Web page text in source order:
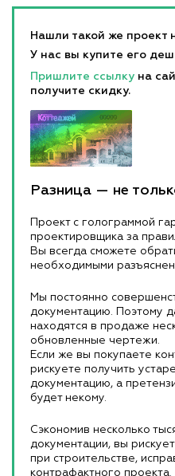
Нашли такой же проект
У нас вы купите его
Пришлите ссылку на
получите скидку.
Разница — не
Проект с голограммой
проектировщика за
Вы всегда сможете
необходимыми
Мы постоянно
документацию. Поэтому
находятся в продаже
обновленные чертежи.
Если же вы покупаете
рискуете получить
документацию, а
будет некому.
Сэкономив несколько
документации, вы
при строительстве,
контрафактного проекта.